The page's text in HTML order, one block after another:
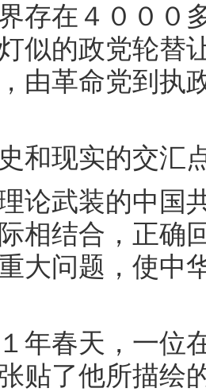
在４０００多
似的政党轮替
由革命党到执
现实的交汇点
武装的中国共
相结合，正确
大问题，使中
春天，一位在
贴了他所描绘